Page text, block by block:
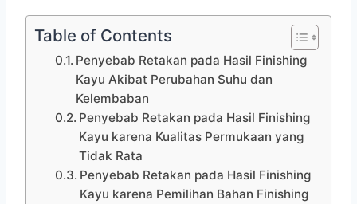
Table of Contents
Penyebab Retakan pada Hasil Finishing
Kayu Akibat Perubahan Suhu dan
Kelembaban
Penyebab Retakan pada Hasil Finishing
Kayu karena Kualitas Permukaan yang
Tidak Rata
Penyebab Retakan pada Hasil Finishing
Kayu karena Pemilihan Bahan Finishing